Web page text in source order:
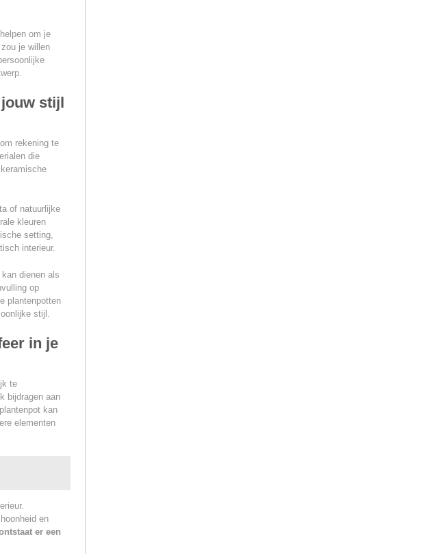
om je
je willen
stijl
rekening te
die
of natuurlijke
kleuren
setting,
interieur.
dienen als
op
plantenpotten
stijl.
in je
te
bijdragen aan
kan
elementen
en
er een